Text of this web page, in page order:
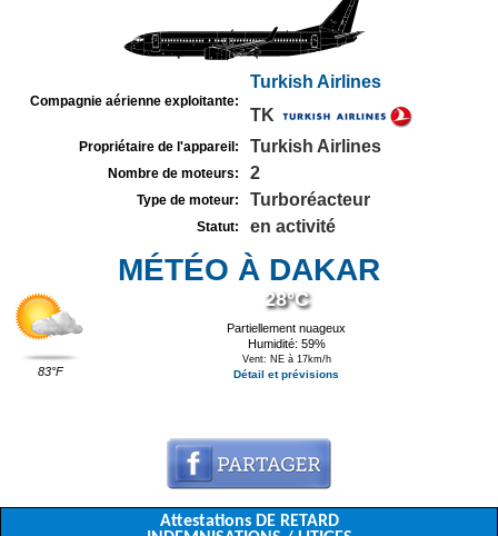
Compagnie aérienne exploitante:
Turkish Airlines
TK
Propriétaire de l'appareil: Turkish Airlines
Nombre de moteurs: 2
Type de moteur: Turboréacteur
Statut: en activité
MÉTÉO À DAKAR
83°F
28°C
Partiellement nuageux
Humidité: 59%
Vent: NE à 17km/h
Détail et prévisions
Attestations DE RETARD